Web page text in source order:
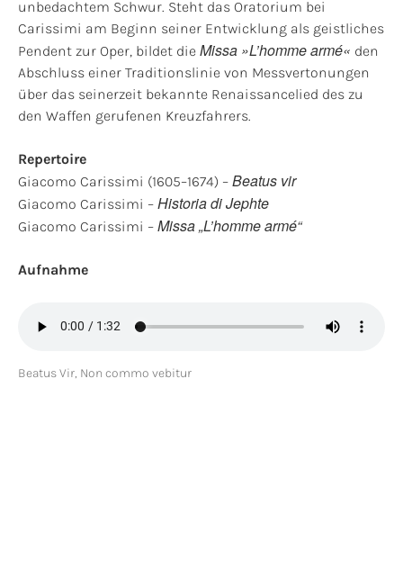
unbedachtem Schwur. Steht das Oratorium bei
Carissimi am Beginn seiner Entwicklung als geistliches
Pendent zur Oper, bildet die Missa »L’homme armé« den
Abschluss einer Traditionslinie von Messvertonungen
über das seinerzeit bekannte Renaissancelied des zu
den Waffen gerufenen Kreuzfahrers.
Repertoire
Giacomo Carissimi (1605–1674) – Beatus vir
Giacomo Carissimi – Historia di Jephte
Giacomo Carissimi – Missa „L’homme armé“
Aufnahme
Beatus Vir, Non commo vebitur